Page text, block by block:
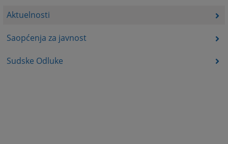
Aktuelnosti
Saopćenja za javnost
Sudske Odluke